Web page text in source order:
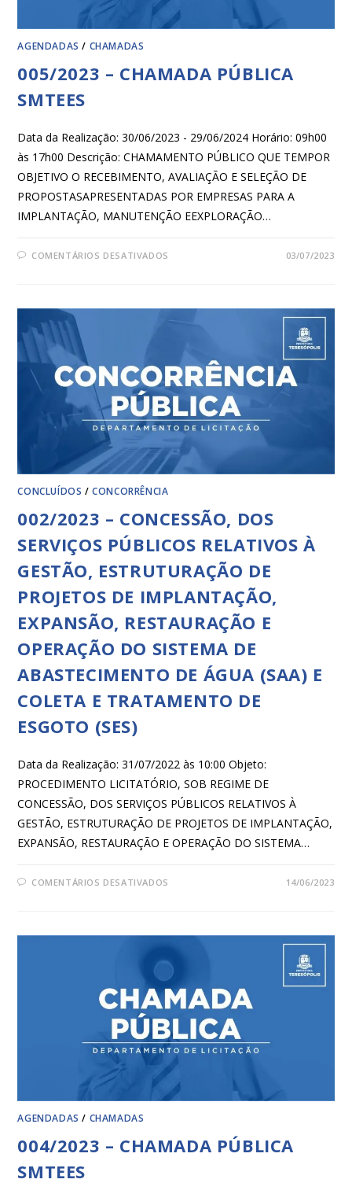
AGENDADAS / CHAMADAS
005/2023 – CHAMADA PÚBLICA
SMTEES
Data da Realização: 30/06/2023 - 29/06/2024 Horário: 09h00
às 17h00 Descrição: CHAMAMENTO PÚBLICO QUE TEMPOR
OBJETIVO O RECEBIMENTO, AVALIAÇÃO E SELEÇÃO DE
PROPOSTASAPRESENTADAS POR EMPRESAS PARA A
IMPLANTAÇÃO, MANUTENÇÃO EEXPLORAÇÃO…
COMENTÁRIOS DESATIVADOS 03/07/2023
CONCLUÍDOS /CONCORRÊNCIA
002/2023 – CONCESSÃO, DOS
SERVIÇOS PÚBLICOS RELATIVOS À
GESTÃO, ESTRUTURAÇÃO DE
PROJETOS DE IMPLANTAÇÃO,
EXPANSÃO, RESTAURAÇÃO E
OPERAÇÃO DO SISTEMA DE
ABASTECIMENTO DE ÁGUA (SAA) E
COLETA E TRATAMENTO DE
ESGOTO (SES)
Data da Realização: 31/07/2022 às 10:00 Objeto:
PROCEDIMENTO LICITATÓRIO, SOB REGIME DE
CONCESSÃO, DOS SERVIÇOS PÚBLICOS RELATIVOS À
GESTÃO, ESTRUTURAÇÃO DE PROJETOS DE IMPLANTAÇÃO,
EXPANSÃO, RESTAURAÇÃO E OPERAÇÃO DO SISTEMA…
COMENTÁRIOS DESATIVADOS 14/06/2023
AGENDADAS / CHAMADAS
004/2023 – CHAMADA PÚBLICA
SMTEES